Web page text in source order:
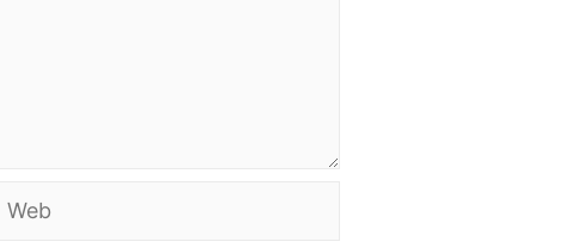
Web